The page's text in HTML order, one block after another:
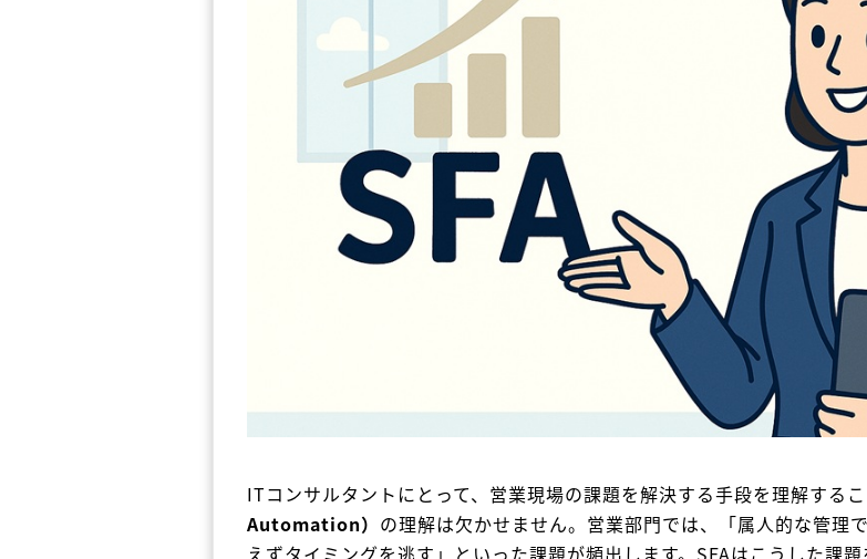
ITコンサルタントにとって、営業現場の課題を解決する手段を理解する
Automation） の理解は欠かせません。営業部門では、「属人的な管理
えずタイミングを逃す」といった課題が頻出します。SFAはこうした課